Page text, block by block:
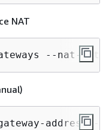
NAT
--nat-
address